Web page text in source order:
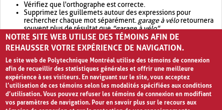
Vérifiez que l'orthographe est correcte.
Supprimez les guillemets autour des expressions pour
rechercher chaque mot séparément. garage à véloretournera
souvent plus de résultat que"garage à vélo".
Envisagez d'élargir votre recherche avec OR.garage OR vélo
retournera souvent plus de résultat quegarage à vélo
NOTRE SITE WEB UTILISE DES TÉMOINS AFIN DE
REHAUSSER VOTRE EXPÉRIENCE DE NAVIGATION.
Le site web de Polytechnique Montréal utilise des témoins de connexion
afin de recueillir des statistiques générales et offrir une meilleure
expérience à ses visiteurs. En naviguant sur le site, vous acceptez
l’utilisation de ces témoins selon les modalités spécifiées aux conditions
d’utilisation. Vous pouvez refuser les témoins de connexion en modifiant
vos paramètres de navigation. Pour en savoir plus sur le recours aux